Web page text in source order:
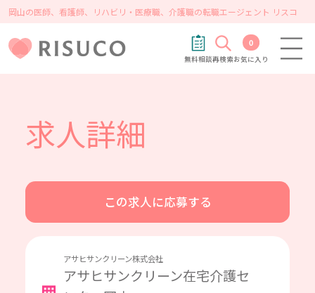
岡山の医師、看護師、リハビリ・医療職、介護職の転職エージェント リスコ
無料相談再検索
0
お気に入り
求人詳細
この求人に応募する
アサヒサンクリーン株式会社
アサヒサンクリーン在宅介護セ